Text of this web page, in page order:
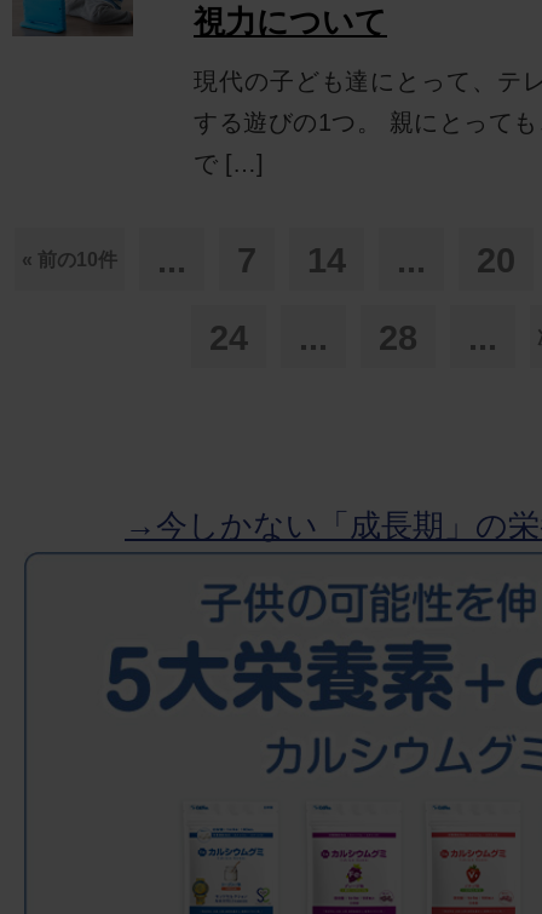
視力について
現代の子ども達にとって、テ
する遊びの1つ。 親にとって
で […]
« 前の10件 ... 7 14 ...
20
24
... 28 ...
→今しかない「成長期」の